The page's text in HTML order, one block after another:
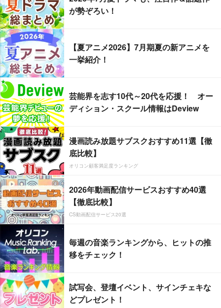
が勢ぞろい！
【夏アニメ2026】7月期夏の新アニメを
一挙紹介！
芸能界を志す10代～20代を応援！ オー
ディション・スクール情報はDeview
漫画読み放題サブスクおすすめ11選【徹
底比較】
オリコン顧客満足度ランキング
2026年動画配信サービスおすすめ40選
【徹底比較】
CS動画配信サービス20選
毎週の音楽ランキングから、ヒットの推
移をチェック！
試写会、登壇イベント、サインチェキな
どプレゼント！